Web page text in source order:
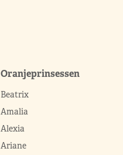
Oranjeprinsessen
Beatrix
Amalia
Alexia
Ariane